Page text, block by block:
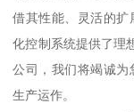
借其性能、灵活的扩
化控制系统提供了理
公司，我们将竭诚为
生产运作。